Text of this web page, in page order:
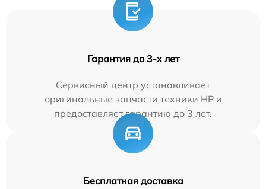
Гарантия до 3-х лет
Сервисный центр устанавливает
оригинальные запчасти техники HP и
предоставляет гарантию до 3 лет.
Бесплатная доставка